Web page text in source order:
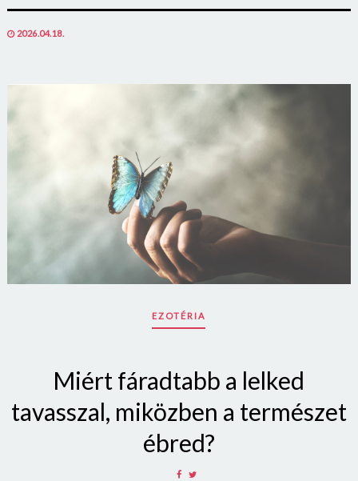
POSTED
2026.04.18.
EZOTÉRIA
Miért fáradtabb a lelked
tavasszal, miközben a természet
ébred?
SHARE